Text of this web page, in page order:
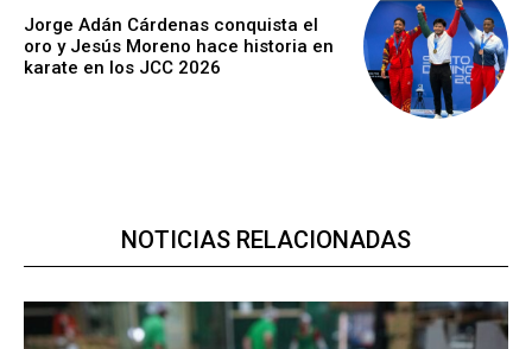
Jorge Adán Cárdenas conquista el
oro y Jesús Moreno hace historia en
karate en los JCC 2026
NOTICIAS RELACIONADAS